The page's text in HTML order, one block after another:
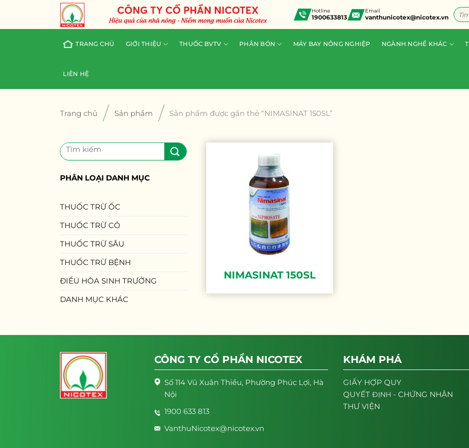
content
Hotline
1900633813
Email
vanthunicotex@nicotex.vn
Tìm
TRANG CHỦ GIỚI THIỆU THUỐC BVTV PHÂN BÓN MÁY BAY NÔNG NGHIỆP NGÀNH NGHỀ KHÁC
LIÊN HỆ
Trang chủ / Sản phẩm / Sản phẩm được gắn thẻ “NIMASINAT 150SL”
Tìm
kiếm:
PHÂN LOẠI DANH MỤC
THUỐC TRỪ ỐC
THUỐC TRỪ CỎ
THUỐC TRỪ SÂU
THUỐC TRỪ BỆNH
ĐIỀU HÒA SINH TRƯỞNG
DANH MỤC KHÁC
NIMASINAT 150SL
CÔNG TY CỔ PHẦN NICOTEX
Số 114 Vũ Xuân Thiều, Phường Phúc Lợi, Hà
Nội
1900 633 813
VanthuNicotex@nicotex.vn
KHÁM PHÁ
GIẤY HỢP QUY
QUYẾT ĐỊNH - CHỨNG NHẬN
THƯ VIỆN